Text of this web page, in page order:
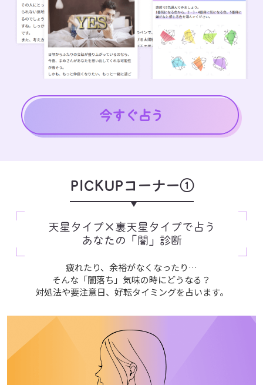
PICKUPコーナー①
天星タイプ×裏天星タイプで占う
あなたの「闇」診断
疲れたり、余裕がなくなったり…
そんな「闇落ち」気味の時にどうなる？
対処法や要注意日、好転タイミングを占います。